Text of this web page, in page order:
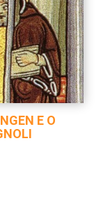
E O